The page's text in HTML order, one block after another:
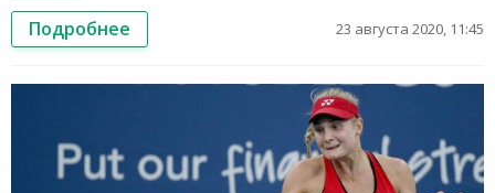
Подробнее 23 августа 2020, 11:45